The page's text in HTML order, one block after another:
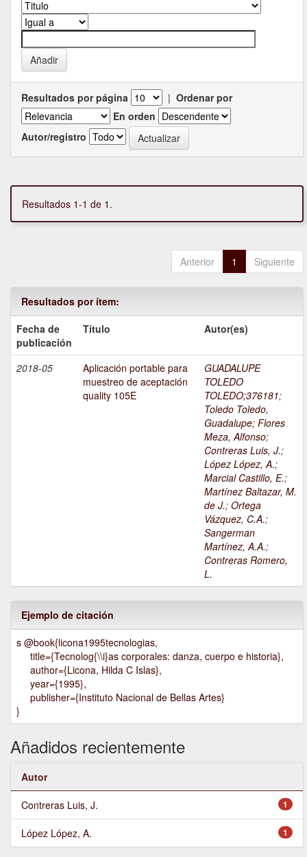
Resultados por página | Ordenar por
En orden
Autor/registro
Resultados 1-1 de 1.
Anterior 1 Siguiente
Resultados por ítem:
Fecha de
publicación
Título Autor(es)
2018-05
Aplicación portable para
muestreo de aceptación
quality 105E
GUADALUPE
TOLEDO
TOLEDO;376181;
Toledo Toledo,
Guadalupe; Flores
Meza, Alfonso;
Contreras Luis, J.;
López López, A.;
Marcial Castillo, E.;
Martínez Baltazar, M.
de J.; Ortega
Vázquez, C.A.;
Sangerman
Martínez, A.A.;
Contreras Romero,
L.
Ejemplo de citación
s @book{licona1995tecnologias,
title={Tecnolog{\\i}as corporales: danza, cuerpo e historia},
author={Licona, Hilda C Islas},
year={1995},
publisher={Instituto Nacional de Bellas Artes}
}
Añadidos recientemente
Autor
1
Contreras Luis, J.
1
López López, A.